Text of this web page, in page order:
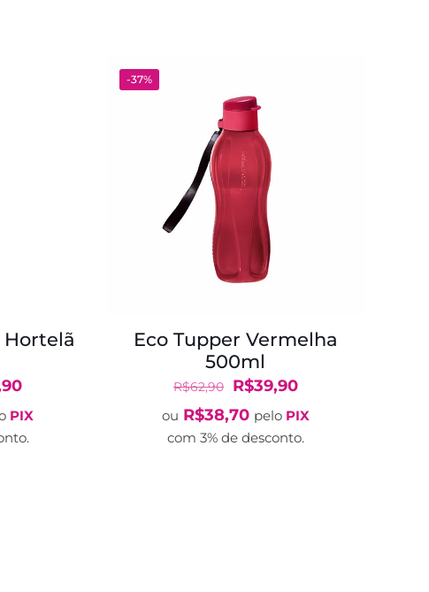
Hortelã
O
preço
PIX
-37%
Eco Tupper Vermelha
500ml
R$62,90
O
preço
original
R$39,90O
preço
ou R$38,70 pelo PIX
com 3% de desconto.